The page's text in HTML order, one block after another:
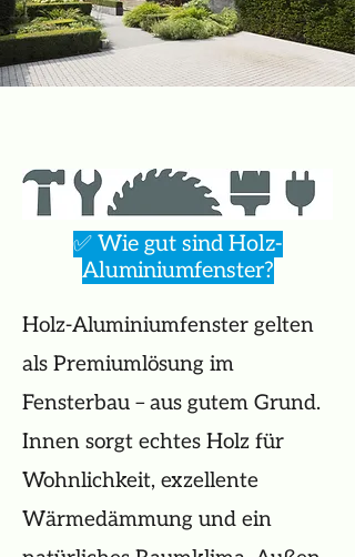
✅ Wie gut sind Holz-
Aluminiumfenster?
Holz-Aluminiumfenster gelten
als Premiumlösung im
Fensterbau – aus gutem Grund.
Innen sorgt echtes Holz für
Wohnlichkeit, exzellente
Wärmedämmung und ein